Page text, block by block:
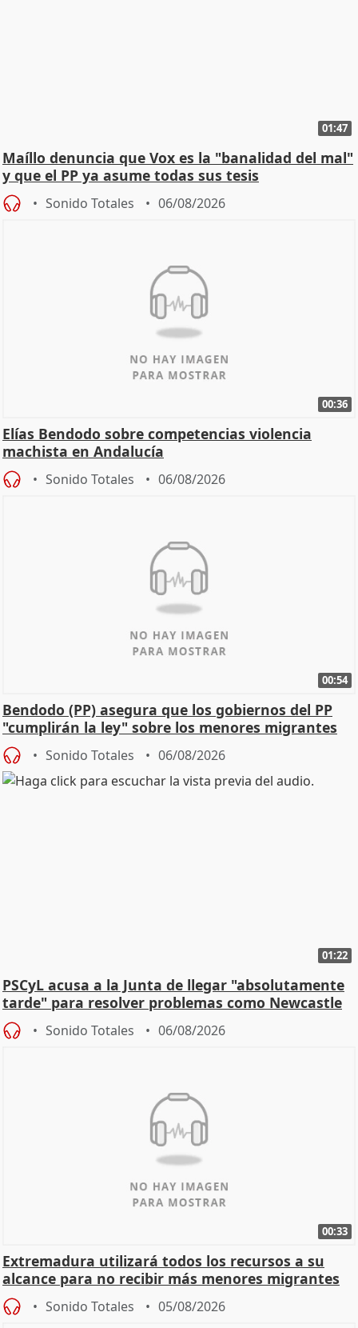
01:47
Maíllo denuncia que Vox es la "banalidad del mal"
y que el PP ya asume todas sus tesis
Sonido Totales 06/08/2026
00:36
Elías Bendodo sobre competencias violencia
machista en Andalucía
Sonido Totales 06/08/2026
00:54
Bendodo (PP) asegura que los gobiernos del PP
"cumplirán la ley" sobre los menores migrantes
Sonido Totales 06/08/2026
01:22
PSCyL acusa a la Junta de llegar "absolutamente
tarde" para resolver problemas como Newcastle
Sonido Totales 06/08/2026
00:33
Extremadura utilizará todos los recursos a su
alcance para no recibir más menores migrantes
Sonido Totales 05/08/2026